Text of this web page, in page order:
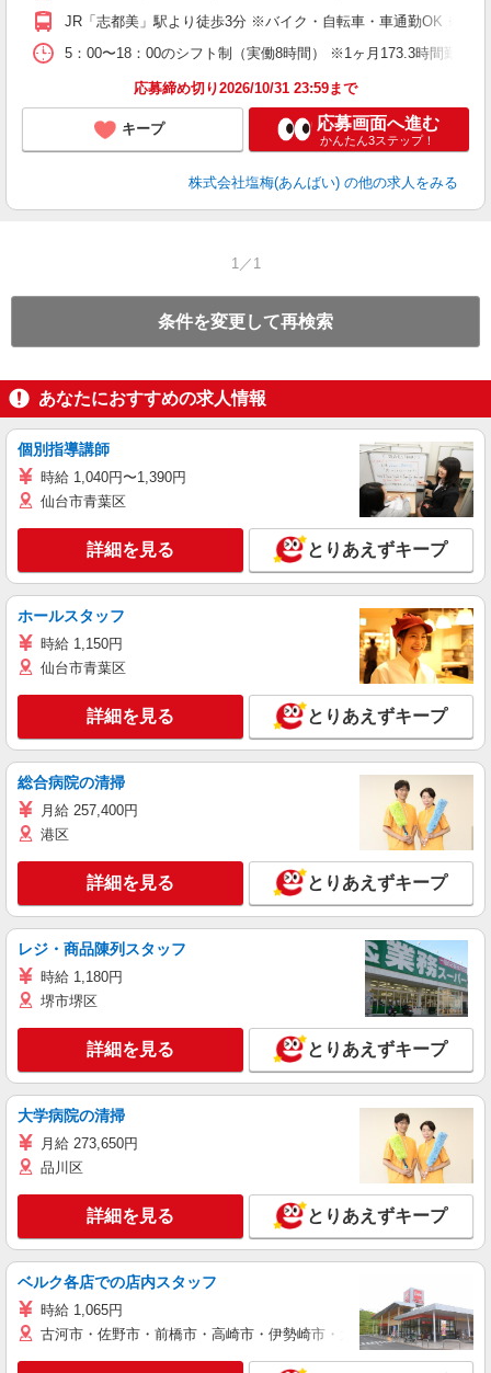
JR「志都美」駅より徒歩3分 ※バイク・自転車・車通勤OK ※交
5：00〜18：00のシフト制（実働8時間） ※1ヶ月173.3時間勤務（
応募締め切り2026/10/31 23:59まで
キープ 応募画面へ進む
かんたん3ステップ！
株式会社塩梅(あんばい) の他の求人をみる
1／1
条件を変更して再検索
あなたにおすすめの求人情報
個別指導講師
時給 1,040円〜1,390円
仙台市青葉区
詳細を見る とりあえずキープ
ホールスタッフ
時給 1,150円
仙台市青葉区
詳細を見る とりあえずキープ
総合病院の清掃
月給 257,400円
港区
詳細を見る とりあえずキープ
レジ・商品陳列スタッフ
時給 1,180円
堺市堺区
詳細を見る とりあえずキープ
大学病院の清掃
月給 273,650円
品川区
詳細を見る とりあえずキープ
ベルク各店での店内スタッフ
時給 1,065円
古河市・佐野市・前橋市・高崎市・伊勢崎市・太田市・館林市・藤